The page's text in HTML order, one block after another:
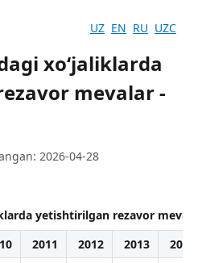
UZ EN RU UZC
xo‘jaliklarda
mevalar -
2026-04-28
yetishtirilgan rezavor
2011 2012 2013
2014